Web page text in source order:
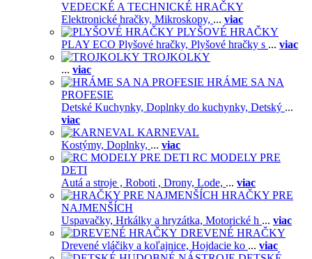
VEDECKÉ A TECHNICKÉ HRAČKY
Elektronické hračky, Mikroskopy, ... viac
PLYŠOVÉ HRAČKY
PLAY ECO Plyšové hračky, Plyšové hračky s ... viac
TROJKOLKY
... viac
HRÁME SA NA
PROFESIE
Detské Kuchynky, Doplnky do kuchynky, Detský ...
viac
KARNEVAL
Kostýmy, Doplnky, ... viac
RC MODELY PRE
DETI
Autá a stroje , Roboti , Drony, Lode, ... viac
HRAČKY PRE
NAJMENŠÍCH
Uspavačky, Hrkálky a hryzátka, Motorické h ... viac
DREVENÉ HRAČKY
Drevené vláčiky a koľajnice, Hojdacie ko ... viac